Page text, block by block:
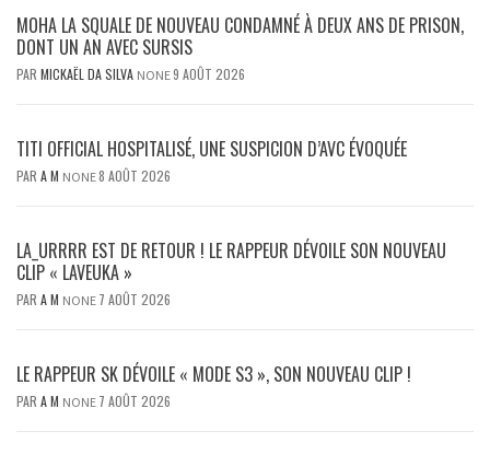
MOHA LA SQUALE DE NOUVEAU CONDAMNÉ À DEUX ANS DE PRISON,
DONT UN AN AVEC SURSIS
PAR MICKAËL DA SILVA NONE9 AOÛT 2026
TITI OFFICIAL HOSPITALISÉ, UNE SUSPICION D’AVC ÉVOQUÉE
PAR A M NONE8 AOÛT 2026
LA_URRRR EST DE RETOUR ! LE RAPPEUR DÉVOILE SON NOUVEAU
CLIP « LAVEUKA »
PAR A M NONE 7 AOÛT 2026
LE RAPPEUR SK DÉVOILE « MODE S3 », SON NOUVEAU CLIP !
PAR A M NONE 7 AOÛT 2026